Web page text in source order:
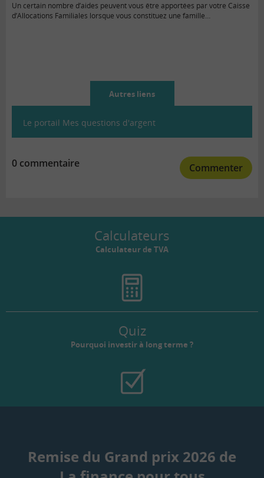
Un certain nombre d’aides peuvent vous être apportées par votre Caisse
d’Allocations Familiales lorsque vous constituez une famille…
Autres liens
Le portail Mes questions d'argent
0 commentaire Commenter
Calculateurs
Calculateur de TVA
Quiz
Pourquoi investir à long terme ?
Remise du Grand prix 2026 de